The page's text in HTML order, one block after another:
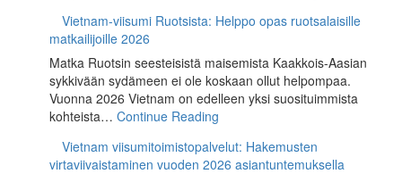
Vietnam-viisumi Ruotsista: Helppo opas ruotsalaisille
matkailijoille 2026
Matka Ruotsin seesteisistä maisemista Kaakkois-Aasian
sykkivään sydämeen ei ole koskaan ollut helpompaa.
Vuonna 2026 Vietnam on edelleen yksi suosituimmista
kohteista… Continue Reading
Vietnam viisumitoimistopalvelut: Hakemusten
virtaviivaistaminen vuoden 2026 asiantuntemuksella